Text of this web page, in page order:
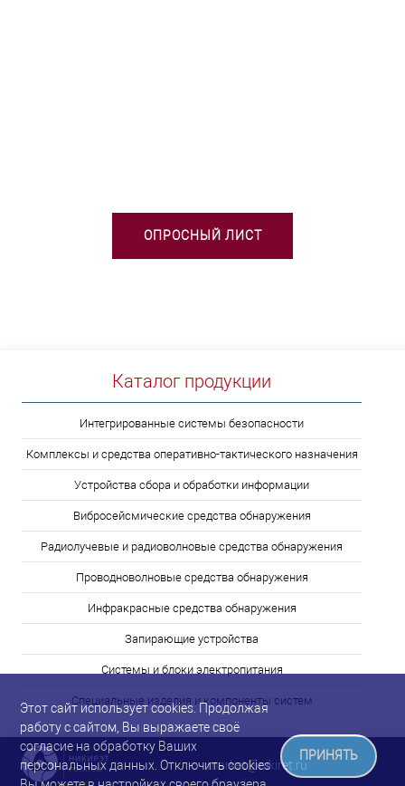
ОПРОСНЫЙ ЛИСТ
Каталог продукции
Интегрированные системы безопасности
Комплексы и средства оперативно-тактического назначения
Устройства сбора и обработки информации
Вибросейсмические средства обнаружения
Радиолучевые и радиоволновые средства обнаружения
Проводноволновые средства обнаружения
Инфракрасные средства обнаружения
Запирающие устройства
Системы и блоки электропитания
Специальные изделия и компоненты систем
market@nikiret.ru
Этот сайт использует cookies. Продолжая
работу с сайтом, Вы выражаете своё
согласие на обработку Ваших
персональных данных. Отключить cookies
ПРИНЯТЬ